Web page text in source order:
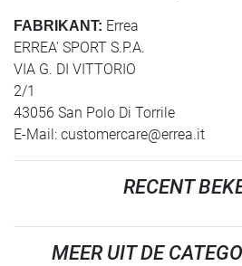
FABRIKANT: Errea
ERREA' SPORT S.P.A.
VIA G. DI VITTORIO
2/1
43056 San Polo Di Torrile
E-Mail: customercare@errea.it
RECENT
MEER UIT DE